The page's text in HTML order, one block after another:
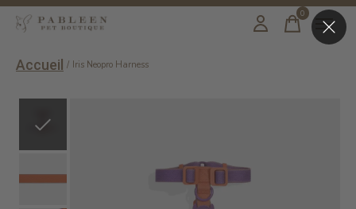
0items
Accueil / Iris Neopro Harness